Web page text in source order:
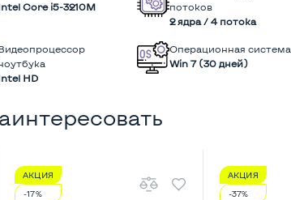
Core i5-3210M
потоков
2 ядра / 4 потока
HD
Операционная система
Win 7 (30 дней)
АКЦИЯ
-17%
АКЦИЯ
-37%